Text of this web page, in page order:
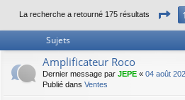
La recherche a retourné 175 résultats 1
Sujets
Amplificateur Roco
Dernier message par JEPE « 04 août
Publié dans Ventes